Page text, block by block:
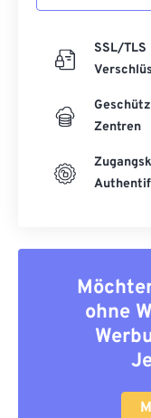
SSL/TLS
Zentren
ohne